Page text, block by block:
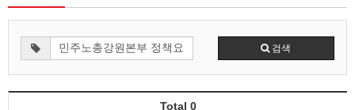
검색
Total 0